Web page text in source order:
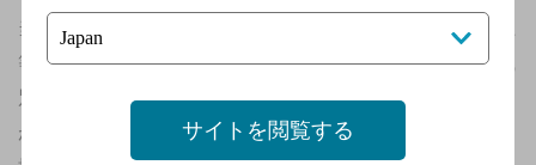
当社は、個人情報の安全管理、製品・サービスの品質向上
等の目的のため、個人情報を、統計情報その他の個人を識
別することができない情報にして利用させていただくこと
があります。なお、匿名加工情報及び仮名加工情報の取り
サイトを閲覧する